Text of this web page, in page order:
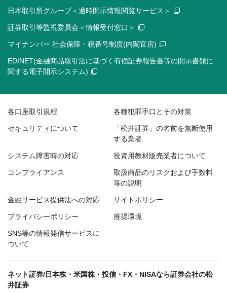
日本取引所グループ＜適時開示情報閲覧サービス＞
証券取引等監視委員会＜情報受付窓口＞
マイナンバー 社会保障・税番号制度(内閣官房)
EDINET(金融商品取引法に基づく有価証券報告書等の開示書類に
関する電子開示システム)
各口座取引規程 各種犯罪手口とその対策
セキュリティについて
「松井証券」の名前を無断使用
する業者
システム障害時の対応 投資用教材販売業者について
コンプライアンス
取扱商品のリスクおよび手数料
等の説明
金融サービス提供法への対応 サイトポリシー
プライバシーポリシー 推奨環境
SNS等の情報発信サービスに
ついて
ネット証券/日本株・米国株・投信・FX・NISAなら証券会社の松
井証券